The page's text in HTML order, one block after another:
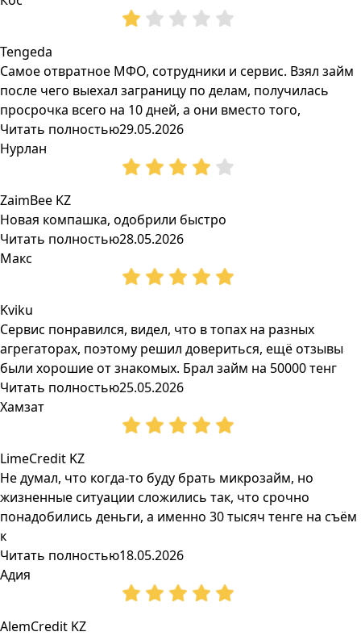
Tengeda
Самое отвратное МФО, сотрудники и сервис. Взял займ
после чего выехал заграницу по делам, получилась
просрочка всего на 10 дней, а они вместо того,
Читать полностью29.05.2026
Нурлан
ZaimBee KZ
Новая компашка, одобрили быстро
Читать полностью28.05.2026
Макс
Kviku
Сервис понравился, видел, что в топах на разных
агрегаторах, поэтому решил довериться, ещё отзывы
были хорошие от знакомых. Брал займ на 50000 тенг
Читать полностью25.05.2026
Хамзат
LimeCredit KZ
Не думал, что когда-то буду брать микрозайм, но
жизненные ситуации сложились так, что срочно
понадобились деньги, а именно 30 тысяч тенге на съём
к
Читать полностью18.05.2026
Адия
AlemCredit KZ